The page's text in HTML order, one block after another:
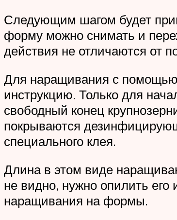
Следующим шагом будет
форму можно снимать и
действия не отличаются от
Для наращивания с помощью
инструкцию. Только для
свободный конец
покрываются
специального клея.
Длина в этом виде
не видно, нужно опилить
наращивания на формы.